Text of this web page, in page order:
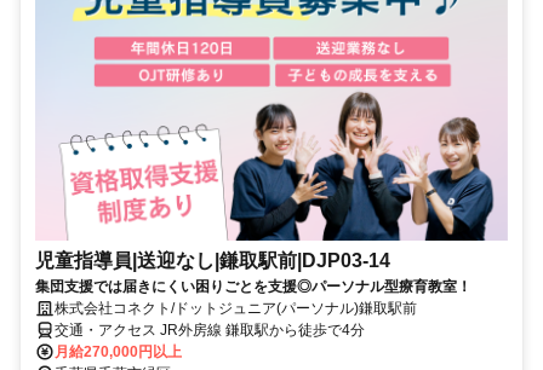
児童指導員|送迎なし|鎌取駅前|DJP03-14
集団支援では届きにくい困りごとを支援◎パーソナル型療育教室！
株式会社コネクト/ドットジュニア(パーソナル)鎌取駅前
交通・アクセス JR外房線 鎌取駅から徒歩で4分
月給270,000円以上